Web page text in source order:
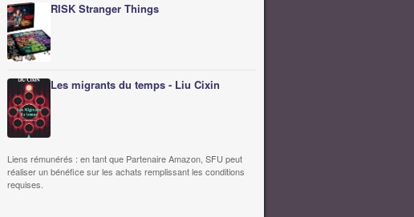
RISK Stranger Things
Les migrants du temps - Liu Cixin
Liens rémunérés : en tant que Partenaire Amazon, SFU peut
réaliser un bénéfice sur les achats remplissant les conditions
requises.